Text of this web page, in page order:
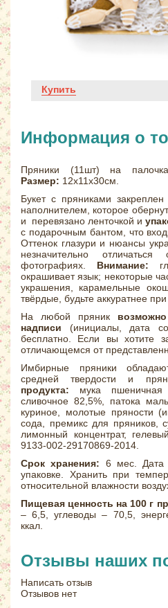
Купить
Информация о
Пряники (11шт) на
Размер: 12х11х30см.
Букет с пряниками
наполнителем, которое
и перевязано ленточкой и
с подарочным бантом, что
Оттенок глазури и нюансы
незначительно
фотографиях. Внимание:
окрашивает язык; некоторые
украшения, карамельные
твёрдые, будьте аккуратнее
На любой пряник
надписи (инициалы, дата
бесплатно. Если вы хотите
отличающемся от
Имбирные пряники
средней твердости и
продукта: мука пшеничная
сливочное 82,5%, патока
куриное, молотые пряности
сода, премикс для пряников,
лимонный концентрат,
9133-002-29170869-2014.
Срок хранения: 6 мес. Дата
упаковке. Хранить при
относительной влажности
Пищевая ценность на 100 г
– 6,5, углеводы – 70,5,
ккал.
Отзывы наших
Написать отзыв
Отзывов нет